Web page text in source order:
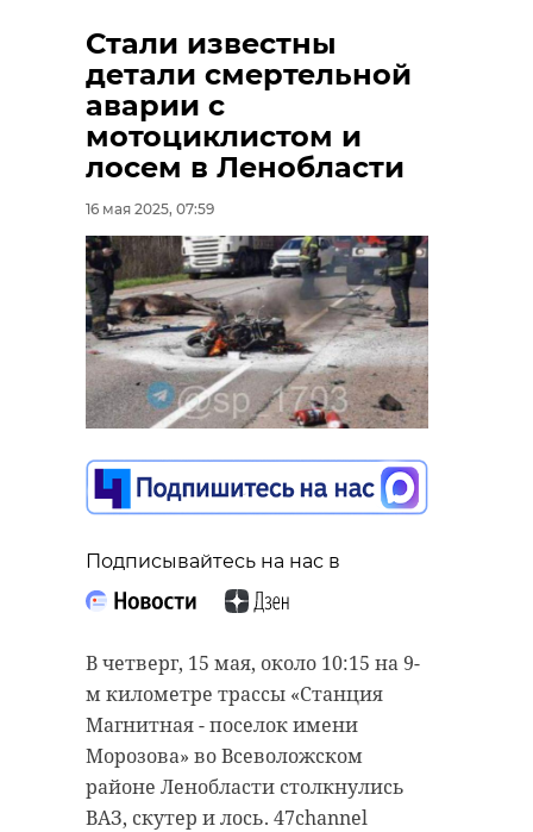
Стали известны
детали смертельной
аварии с
мотоциклистом и
лосем в Ленобласти
16 мая 2025, 07:59
Подписывайтесь на нас в
В четверг, 15 мая, около 10:15 на 9-
м километре трассы «Станция
Магнитная - поселок имени
Морозова» во Всеволожском
районе Ленобласти столкнулись
ВАЗ, скутер и лось. 47channel